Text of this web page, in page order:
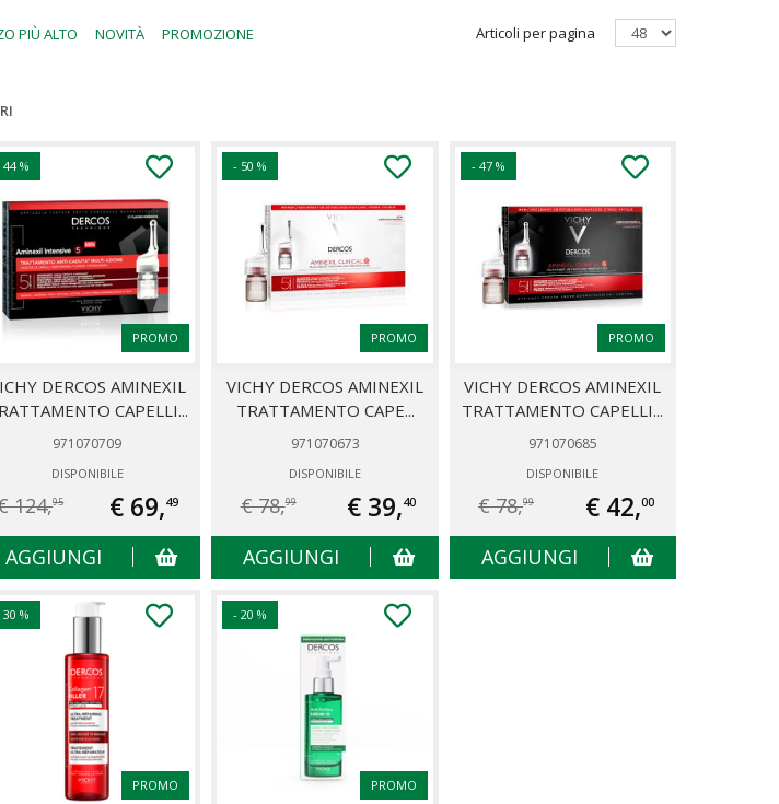
PIÙ ALTO NOVITÀ
PROMOZIONE
Articoli per pagina
44 %
PROMO
DERCOS AMINEXIL
CAPELLI...
971070709
DISPONIBILE
124,95 € 69,49
AGGIUNGI
- 50 %
PROMO
VICHY DERCOS AMINEXIL
TRATTAMENTO CAPE...
971070673
DISPONIBILE
€ 78,99 € 39,40
AGGIUNGI
- 47 %
PROMO
VICHY DERCOS AMINEXIL
TRATTAMENTO CAPELLI...
971070685
DISPONIBILE
€ 78,99 € 42,00
AGGIUNGI
30 %
PROMO
- 20 %
PROMO